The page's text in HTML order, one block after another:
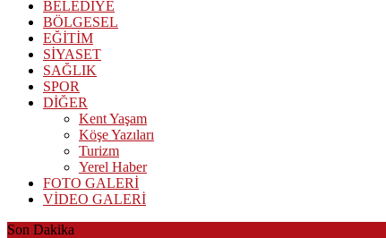
BELEDİYE
BÖLGESEL
EĞİTİM
SİYASET
SAĞLIK
SPOR
DİĞER
Kent Yaşam
Köşe Yazıları
Turizm
Yerel Haber
FOTO GALERİ
VİDEO GALERİ
Son Dakika